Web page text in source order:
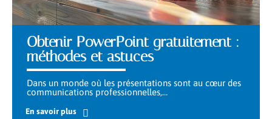
Obtenir PowerPoint gratuitement :
méthodes et astuces
Dans un monde où les présentations sont au cœur des
communications professionnelles,…
En savoir plus